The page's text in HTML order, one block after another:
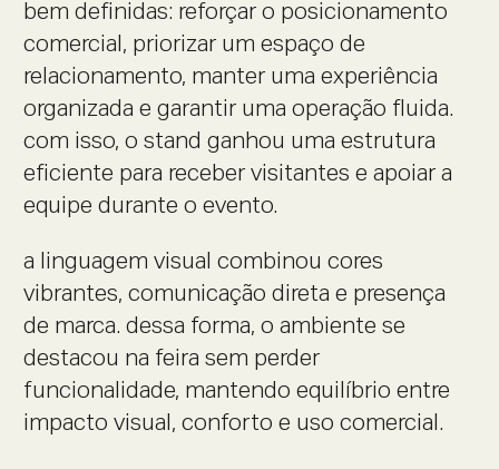
bem definidas: reforçar o posicionamento
comercial, priorizar um espaço de
relacionamento, manter uma experiência
organizada e garantir uma operação fluida.
com isso, o stand ganhou uma estrutura
eficiente para receber visitantes e apoiar a
equipe durante o evento.
a linguagem visual combinou cores
vibrantes, comunicação direta e presença
de marca. dessa forma, o ambiente se
destacou na feira sem perder
funcionalidade, mantendo equilíbrio entre
impacto visual, conforto e uso comercial.